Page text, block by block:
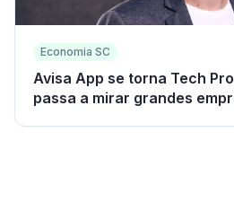
Economia SC
Avisa App se torna Tech
passa a mirar grandes